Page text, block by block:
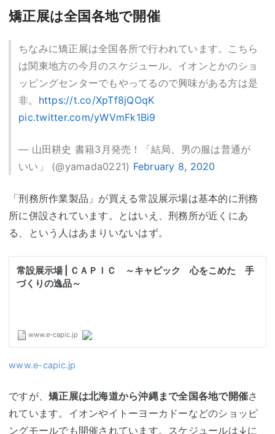
矯正展は全国各地で開催
ちなみに矯正展は全国各所で行われています。こちら
は関東地方の今月のスケジュール。イオンとかのショ
ッピングセンターでもやってるので興味がある方は是
非。 https://t.co/XpTf8jQOqK
pic.twitter.com/yWVmFk1Bi9
— 山田耕史 書籍3月発売！「結局、男の服は普通が
いい」 (@yamada0221) February 8, 2020
「刑務所作業製品」が買える常設展示場は基本的に刑務
所に併設されています。とはいえ、刑務所が近くにあ
る、という人はあまりいないはず。
www.e-capic.jp
ですが、 矯正展は北海道から沖縄まで全国各地で開催さ
れています。イオンやイトーヨーカドーなどのショッピ
ングモールでも開催されています。スケジュールは↓に